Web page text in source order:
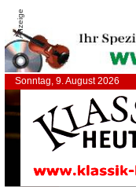
Anzeige
Sonntag, 9. August 2026